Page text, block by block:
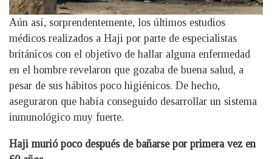
Aún así, sorprendentemente, los últimos estudios
médicos realizados a Haji por parte de especialistas
británicos con el objetivo de hallar alguna enfermedad
en el hombre revelaron que gozaba de buena salud, a
pesar de sus hábitos poco higiénicos. De hecho,
aseguraron que había conseguido desarrollar un sistema
inmunológico muy fuerte.
Haji murió poco después de bañarse por primera vez en